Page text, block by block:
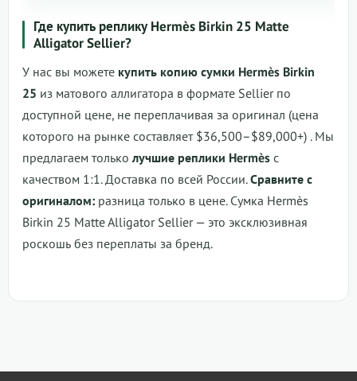
Где купить реплику Hermès Birkin 25 Matte
Alligator Sellier?
У нас вы можете купить копию сумки Hermès Birkin
25 из матового аллигатора в формате Sellier по
доступной цене, не переплачивая за оригинал (цена
которого на рынке составляет $36,500–$89,000+) . Мы
предлагаем только лучшие реплики Hermès с
качеством 1:1. Доставка по всей России.Сравните с
оригиналом: разница только в цене. Сумка Hermès
Birkin 25 Matte Alligator Sellier— это эксклюзивная
роскошь без переплаты за бренд.